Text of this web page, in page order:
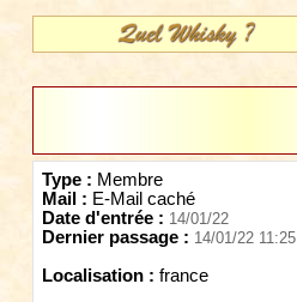
Type : Membre
Mail : E-Mail caché
Date d'entrée : 14/01/22
Dernier passage : 14/01/22 11:25
Localisation : france